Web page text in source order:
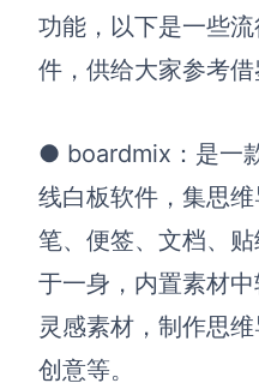
AI生成4P营销理论模型
AI生成安索夫矩阵
AI生成Grow模型
AI生成AARRR模型
模板社区
企业服务
功能，以下是一些
件，供给大家参考借
● boardmix ：是一
线白板软件，集思
笔、便签、文档、
于一身，内置素材
灵感素材，制作思
创意等。